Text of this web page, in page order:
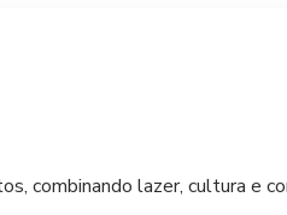
combinando lazer, cultura e